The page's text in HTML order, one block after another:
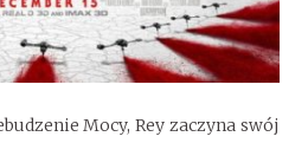
Mocy, Rey zaczyna swój